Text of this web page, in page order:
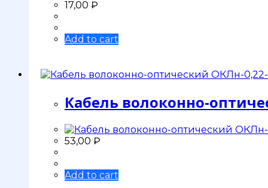
17,00 ₽
Add to cart
Кабель волоконно-
53,00 ₽
Add to cart